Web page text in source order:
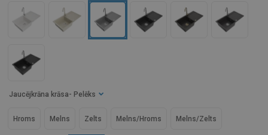
Jaucējkrāna krāsa - Pelēks
Hroms Melns Zelts Melns/Hroms Melns/Zelts